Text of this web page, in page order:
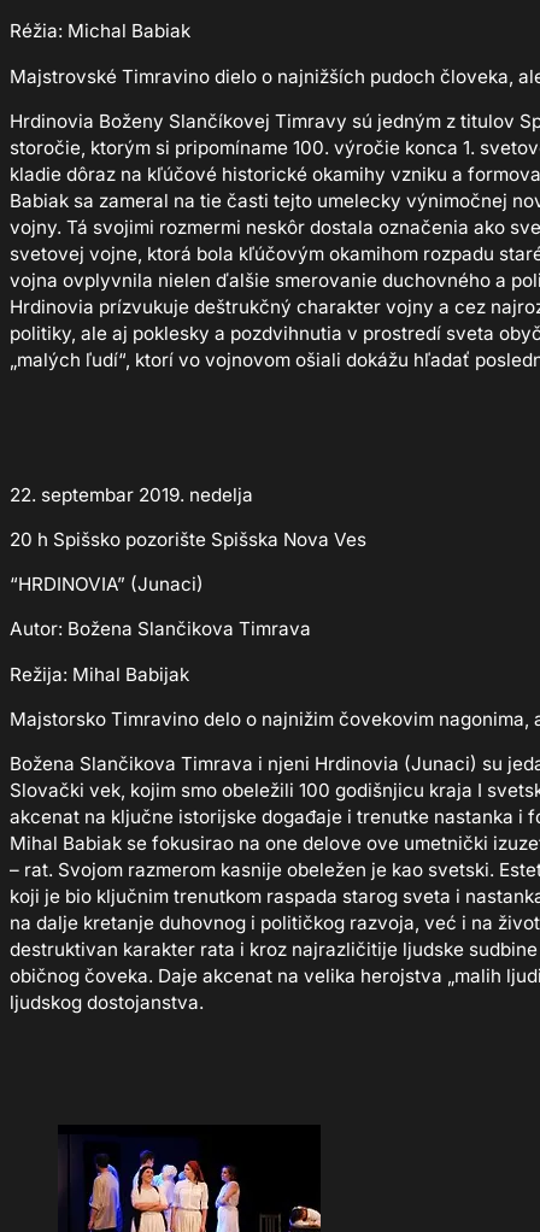
Réžia: Michal Babiak
Majstrovské Timravino dielo o najnižších pudoch človeka,
Hrdinovia Boženy Slančíkovej Timravy sú jedným z titulov
storočie, ktorým si pripomíname 100. výročie konca 1.
kladie dôraz na kľúčové historické okamihy vzniku a
Babiak sa zameral na tie časti tejto umelecky výnimočnej
vojny. Tá svojimi rozmermi neskôr dostala označenia ako
svetovej vojne, ktorá bola kľúčovým okamihom rozpadu
vojna ovplyvnila nielen ďalšie smerovanie duchovného a
Hrdinovia prízvukuje deštrukčný charakter vojny a cez
politiky, ale aj poklesky a pozdvihnutia v prostredí sveta
„malých ľudí“, ktorí vo vojnovom ošiali dokážu hľadať
22. septembar 2019. nedelja
20 h Spišsko pozorište Spišska Nova Ves
“HRDINOVIA” (Junaci)
Autor: Božena Slančikova Timrava
Režija: Mihal Babijak
Majstorsko Timravino delo o najnižim čovekovim
Božena Slančikova Timrava i njeni Hrdinovia (Junaci) su
Slovački vek, kojim smo obeležili 100 godišnjicu kraja I
akcenat na ključne istorijske događaje i trenutke nastanka
Mihal Babiak se fokusirao na one delove ove umetnički
– rat. Svojom razmerom kasnije obeležen je kao svetski.
koji je bio ključnim trenutkom raspada starog sveta i
na dalje kretanje duhovnog i političkog razvoja, već i na
destruktivan karakter rata i kroz najrazličitije ljudske
običnog čoveka. Daje akcenat na velika herojstva „malih
ljudskog dostojanstva.